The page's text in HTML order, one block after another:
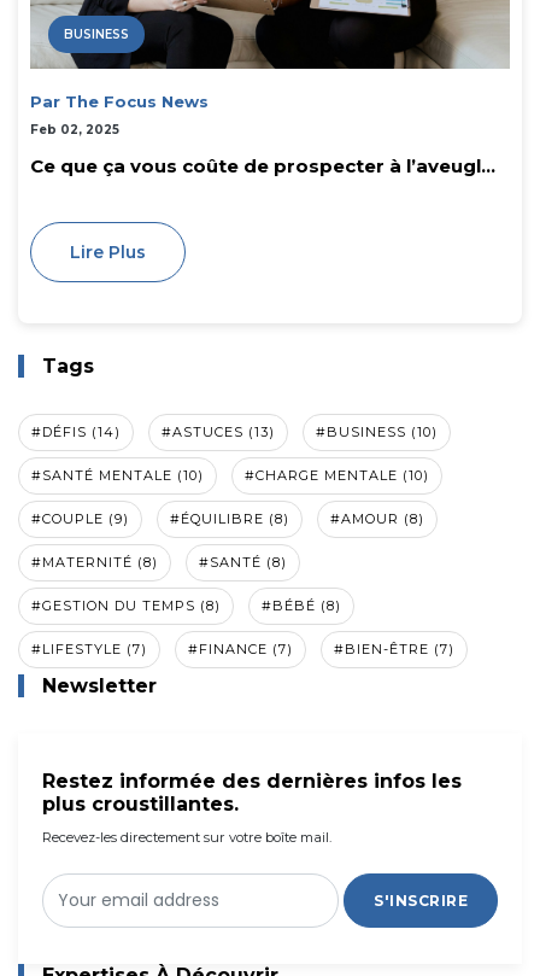
BUSINESS
Par The Focus News
Feb 02, 2025
Ce que ça vous coûte de prospecter à l’aveugl...
Lire Plus
Tags
#DÉFIS (14) #ASTUCES (13) #BUSINESS (10)
#SANTÉ MENTALE (10) #CHARGE MENTALE (10)
#COUPLE (9) #ÉQUILIBRE (8) #AMOUR (8)
#MATERNITÉ (8) #SANTÉ (8)
#GESTION DU TEMPS (8) #BÉBÉ (8)
#LIFESTYLE (7) #FINANCE (7) #BIEN-ÊTRE (7)
Newsletter
Restez informée des dernières infos les
plus croustillantes.
Recevez-les directement sur votre boîte mail.
S'INSCRIRE